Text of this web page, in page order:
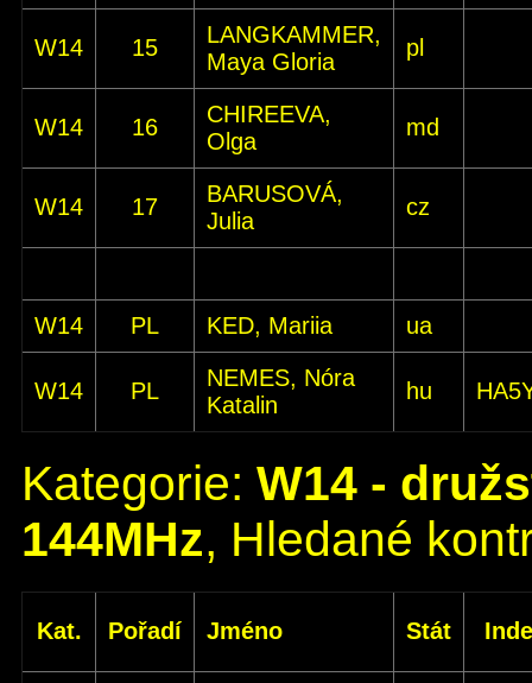
W14 15
LANGKAMMER,
Maya Gloria
pl
W14 16
CHIREEVA,
Olga
md
W14 17
BARUSOVÁ,
Julia
cz
W14 PL KED, Mariia ua
W14 PL
NEMES, Nóra
Katalin
hu
Kategorie: W14 -
144MHz, Hledané
Kat. Pořadí Jméno Stát